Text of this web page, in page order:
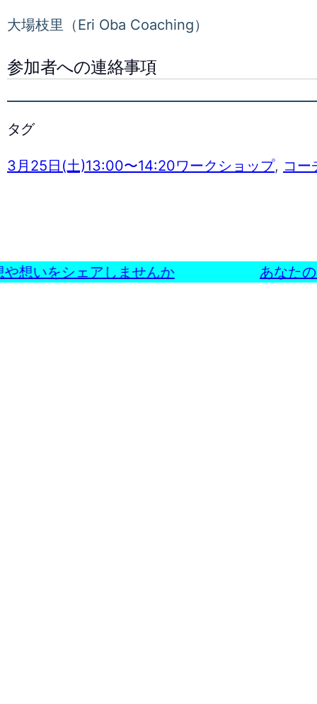
大場枝里（Eri Oba Coaching）
参加者への連絡事項
タグ
3月25日(土)13:00〜14:20ワークショップ, コー
想いをシェアしませんか あなた